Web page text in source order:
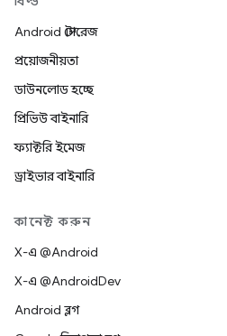
Android স্টোরেজ
প্রয়োজনীয়তা
ডাউনলোড হচ্ছে
প্রিভিউ বাইনারি
ফ্যাক্টরি ইমেজ
ড্রাইভার বাইনারি
কানেক্ট করুন
X-এ @Android
X-এ @AndroidDev
Android ব্লগ